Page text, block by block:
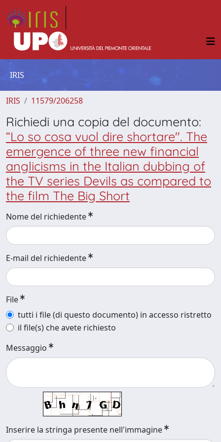
IRIS
IRIS 11579/206258
Richiedi una copia del documento:
“Lo so cosa vuol dire shortare". The
emergence of three new financial
anglicisms in the Italian dubbing of
the TV series Devils as compared to
the film The Big Short
Nome del richiedente
E-mail del richiedente
File
tutti i file (di questo documento) in accesso ristretto
il file(s) che avete richiesto
Messaggio
Inserire la stringa presente nell'immagine